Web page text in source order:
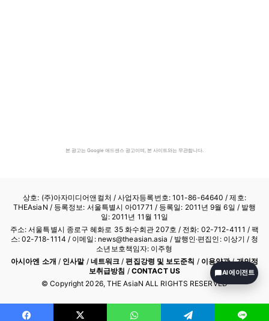
본 광고는 Google 애드센스 광고이며, 본 사이트와는 무관합니다.
상호: (주)아자미디어앤컬처 /사업자등록번호: 101-86-64640 / 제호:
THEAsiaN / 등록정보: 서울특별시 아01771 / 등록일: 2011년 9월 6일 / 발행
일: 2011년 11월 11일
주소: 서울특별시 종로구 혜화로 35 화수회관 207호 / 전화: 02-712-4111 / 팩
스: 02-718-1114 / 이메일: news@theasian.asia / 발행인·편집인: 이상기 / 청
소년보호책임자: 이주형
아시아엔 소개 / 인사말/ 네트워크 /편집강령 및 보도준칙 / 이용약관/개인정
보취급방침 / CONTACT US
© Copyright 2026, THE AsiaN ALL RIGHTS RESERVED
AI 에이전트